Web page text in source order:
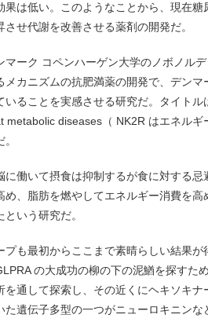
果は低い。このようなことから、現在
させ代謝を改善させる薬剤の開発だ。
マーク コペンハーゲン大学のノボノル
メカニズムの抗肥満薬の開発で、デン
いることを実感させる研究だ。タイト
metabolic diseases（ NK2R はエネルギ
に働いて摂食は抑制するが食に対する
め、脂肪を燃やしてエネルギー消費を
いう研究だ。
プも最初からここまで素晴らしい結果
の大成功の柳の下の泥鰌を探すた
を通して探索し、その近くにヘキソキ
た遺伝子多型の一つがニューロキニン